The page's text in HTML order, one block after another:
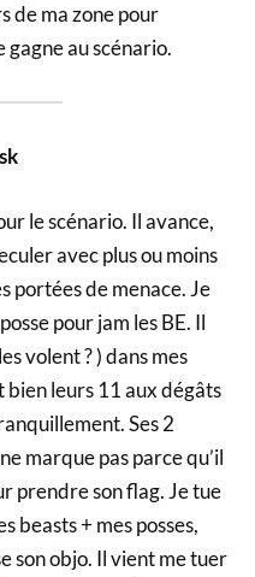
de ma zone pour
au scénario.
le scénario. Il avance,
avec plus ou moins
portées de menace. Je
pour jam les BE. Il
volent ? ) dans mes
bien leurs 11 aux dégâts
Ses 2
marque pas parce qu’il
prendre son flag. Je tue
beasts + mes posses,
son objo. Il vient me tuer